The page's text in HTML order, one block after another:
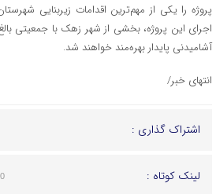
پروژه را یکی از مهم‌ترین اقدامات زیربنایی
آشامیدنی پایدار بهره‌مند خواهند شد.
انتهای خبر/
اشتراک گذاری :
لینک کوتاه :